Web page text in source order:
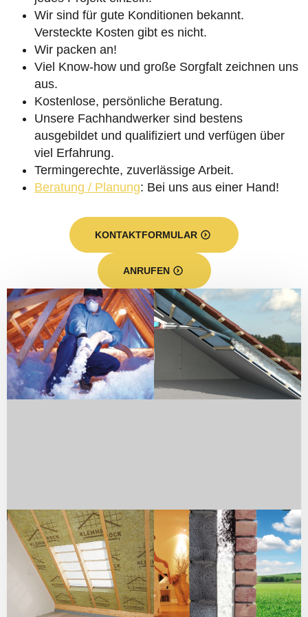
Wir sind für gute Konditionen bekannt.
Versteckte Kosten gibt es nicht.
Wir packen an!
Viel Know-how und große Sorgfalt zeichnen uns
aus.
Kostenlose, persönliche Beratung.
Unsere Fachhandwerker sind bestens
ausgebildet und qualifiziert und verfügen über
viel Erfahrung.
Termingerechte, zuverlässige Arbeit.
Beratung / Planung: Bei uns aus einer Hand!
KONTAKTFORMULAR
ANRUFEN